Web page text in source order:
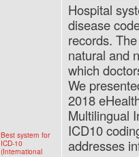
Best system for
ICD-10
(International
Hospital
disease
records.
natural and
which
We
2018
Multilingual
ICD10
addresses